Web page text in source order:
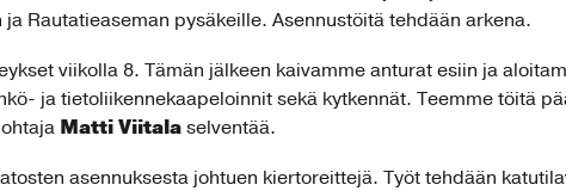
Rautatieaseman pysäkeille. Asennustöitä tehdään arkena.
viikolla 8. Tämän jälkeen kaivamme anturat esiin ja
ja tietoliikennekaapeloinnit sekä kytkennät. Teemme töitä
Matti Viitala selventää.
asennuksesta johtuen kiertoreittejä. Työt tehdään